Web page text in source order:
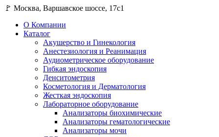
🚩 Москва, Варшавское шоссе, 17с1
О Компании
Каталог
Акушерство и Гинекология
Анестезиология и Реанимация
Аудиометрическое оборудование
Гибкая эндоскопия
Денситометрия
Косметология и Дерматология
Жесткая эндоскопия
Лабораторное оборудование
Анализаторы биохимические
Анализаторы гематологические
Анализаторы мочи